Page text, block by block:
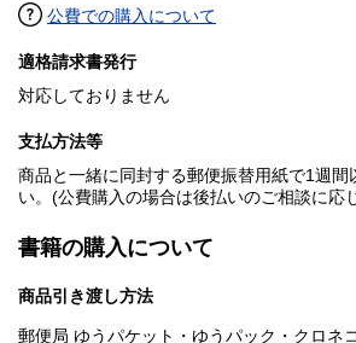
公費での購入について
適格請求書発行
対応しておりません
支払方法等
商品と一緒に同封する郵便振替用紙で1週間
い。(公費購入の場合は後払いのご相談に応
書籍の購入について
商品引き渡し方法
郵便局 ゆうパケット・ゆうパック・クロ